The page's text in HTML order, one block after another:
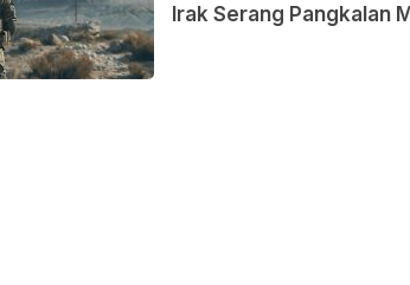
Irak Serang Pangkalan